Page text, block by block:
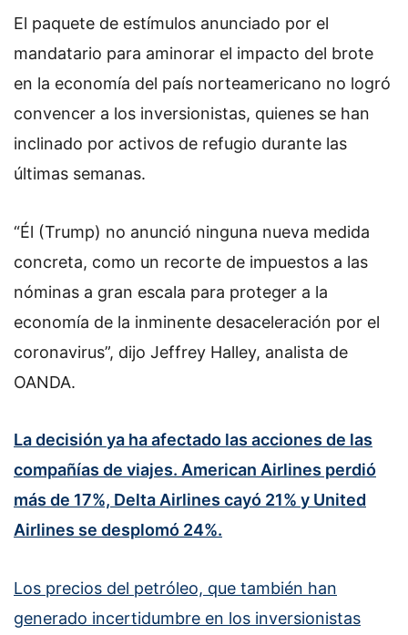
El paquete de estímulos anunciado por el
mandatario para aminorar el impacto del brote
en la economía del país norteamericano no logró
convencer a los inversionistas, quienes se han
inclinado por activos de refugio durante las
últimas semanas.
“Él (Trump) no anunció ninguna nueva medida
concreta, como un recorte de impuestos a las
nóminas a gran escala para proteger a la
economía de la inminente desaceleración por el
coronavirus”, dijo Jeffrey Halley, analista de
OANDA.
La decisión ya ha afectado las acciones de las
compañías de viajes. American Airlines perdió
más de 17%, Delta Airlines cayó 21% y United
Airlines se desplomó 24%.
Los precios del petróleo, que también han
generado incertidumbre en los inversionistas